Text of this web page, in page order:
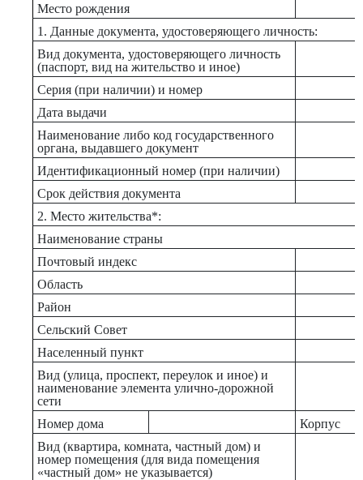
Место рождения
1. Данные документа, удостоверяющего личность:
Вид документа, удостоверяющего личность
(паспорт, вид на жительство и иное)
Серия (при наличии) и номер
Дата выдачи
Наименование либо код государственного
органа, выдавшего документ
Идентификационный номер (при наличии)
Срок действия документа
2. Место жительства*:
Наименование страны
Почтовый индекс
Область
Район
Сельский Совет
Населенный пункт
Вид (улица, проспект, переулок и иное) и
наименование элемента улично-дорожной
сети
Номер дома
Корпус
Вид (квартира, комната, частный дом) и
номер помещения (для вида помещения
«частный дом» не указывается)